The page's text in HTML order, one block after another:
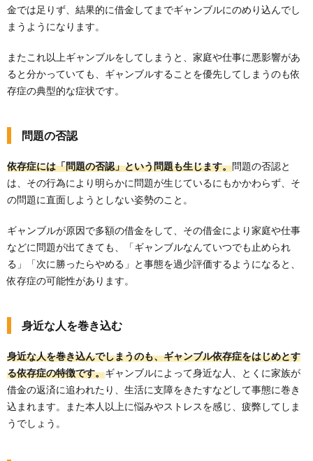
金では足りず、結果的に借金してまでギャンブルにのめり込んでし
まうようになります。
またこれ以上ギャンブルをしてしまうと、家庭や仕事に悪影響があ
ると分かっていても、ギャンブルすることを優先してしまうのも依
存症の典型的な症状です。
問題の否認
依存症には「問題の否認」という問題も生じます。問題の否認と
は、その行為により明らかに問題が生じているにもかかわらず、そ
の問題に直面しようとしない姿勢のこと。
ギャンブルが原因で多額の借金をして、その借金により家庭や仕事
などに問題が出てきても、「ギャンブルなんていつでも止められ
る」「次に勝ったらやめる」と事態を過少評価するようになると、
依存症の可能性があります。
身近な人を巻き込む
身近な人を巻き込んでしまうのも、ギャンブル依存症をはじめとす
る依存症の特徴です。ギャンブルによって身近な人、とくに家族が
借金の返済に追われたり、生活に支障をきたすなどして事態に巻き
込まれます。また本人以上に悩みやストレスを感じ、疲弊してしま
うでしょう。